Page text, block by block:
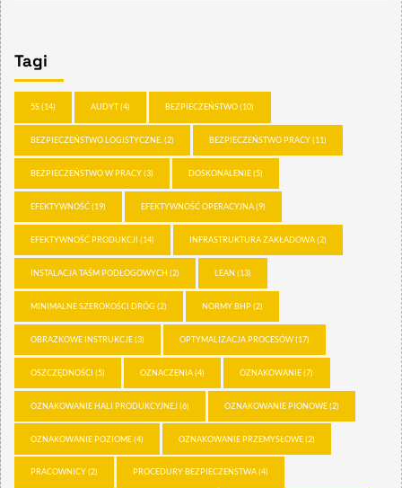
Tagi
5S(14) AUDYT(4) BEZPIECZEŃSTWO(10)
BEZPIECZEŃSTWO LOGISTYCZNE.(2) BEZPIECZEŃSTWO PRACY(11)
BEZPIECZEŃSTWO W PRACY(3) DOSKONALENIE(5)
EFEKTYWNOŚĆ(19) EFEKTYWNOŚĆ OPERACYJNA(9)
EFEKTYWNOŚĆ PRODUKCJI (14) INFRASTRUKTURA ZAKŁADOWA(2)
INSTALACJA TAŚM PODŁOGOWYCH (2) LEAN (13)
MINIMALNE SZEROKOŚCI DRÓG (2) NORMY BHP(2)
OBRAZKOWE INSTRUKCJE(3) OPTYMALIZACJA PROCESÓW(17)
OSZCZĘDNOŚCI (5) OZNACZENIA(4) OZNAKOWANIE(7)
OZNAKOWANIE HALI PRODUKCYJNEJ(6) OZNAKOWANIE PIONOWE(2)
OZNAKOWANIE POZIOME(4) OZNAKOWANIE PRZEMYSŁOWE(2)
PRACOWNICY(2) PROCEDURY BEZPIECZEŃSTWA(4)